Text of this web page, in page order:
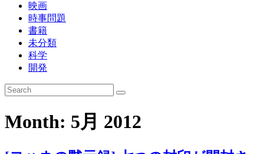
映画
時事問題
書籍
未分類
科学
開発
Month: 5月 2012